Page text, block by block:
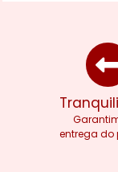
entrega do